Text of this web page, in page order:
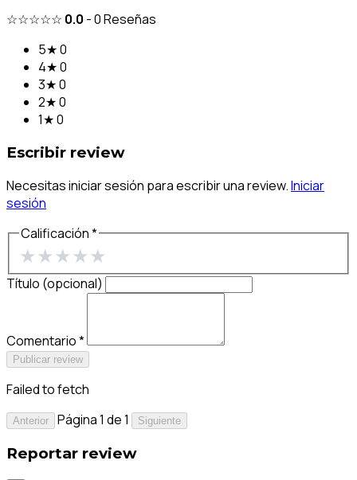
☆☆☆☆☆ 0.0 -0Reseñas
5★0
4★0
3★0
2★0
1★0
Escribir review
Necesitas iniciar sesión para escribir una review.Iniciar
sesión
Calificación *
★★★★★
Título (opcional)
Comentario *
Publicar review
Failed to fetch
Anterior Página 1 de 1 Siguiente
Reportar review